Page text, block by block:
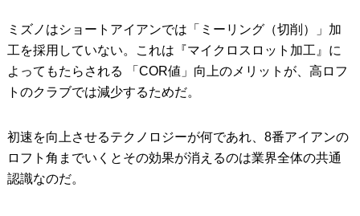
ミズノはショートアイアンでは「ミーリング（切削）」加
工を採用していない。これは『マイクロスロット加工』に
よってもたらされる 「COR値」向上のメリットが、高ロフ
トのクラブでは減少するためだ。
初速を向上させるテクノロジーが何であれ、8番アイアンの
ロフト角までいくとその効果が消えるのは業界全体の共通
認識なのだ。